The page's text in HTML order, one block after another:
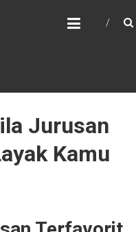
Jurusan
Kamu